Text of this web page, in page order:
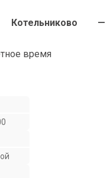
Котельниково —
время